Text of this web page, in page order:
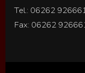
Tel.: 06262
Fax: 06262